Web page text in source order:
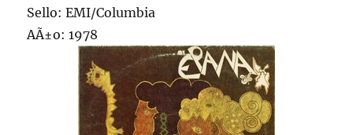
Sello: EMI/Columbia
AÃ±o: 1978